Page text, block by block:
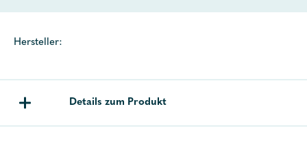
Hersteller:
Details zum Produkt